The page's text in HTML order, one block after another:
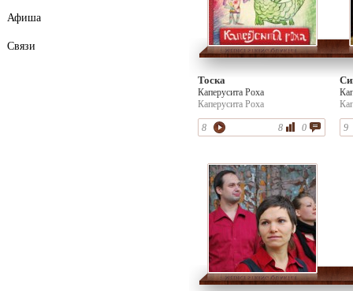
Афиша
Связи
Тоска
Каперусита Роха
Каперусита Роха
8 0
8 9